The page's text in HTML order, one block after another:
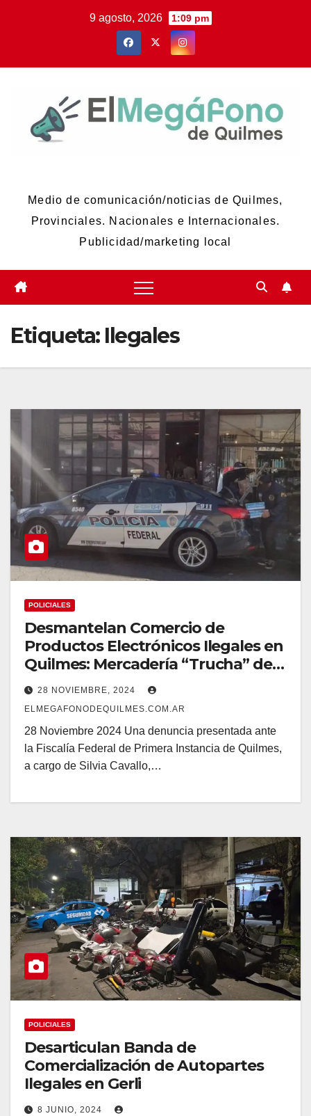
9 agosto, 2026 1:09 pm
Medio de comunicación/noticias de Quilmes,
Provinciales. Nacionales e Internacionales.
Publicidad/marketing local
Etiqueta: Ilegales
POLICIALES
Desmantelan Comercio de
Productos Electrónicos Ilegales en
Quilmes: Mercadería “Trucha” de
Apple
28 NOVIEMBRE, 2024
ELMEGAFONODEQUILMES.COM.AR
28 Noviembre 2024 Una denuncia presentada ante
la Fiscalía Federal de Primera Instancia de Quilmes,
a cargo de Silvia Cavallo,…
POLICIALES
Desarticulan Banda de
Comercialización de Autopartes
Ilegales en Gerli
8 JUNIO, 2024